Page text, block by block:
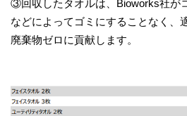
③回収したタオルは、Bioworks社が
などによってゴミにすることなく、
廃棄物ゼロに貢献します。